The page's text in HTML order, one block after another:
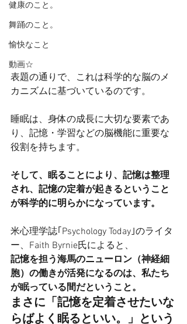
健康のこと。
舞踊のこと。
愉快なこと
動画☆
表題の通りで、これは科学的な脳のメ
カニズムに基づいているのです。
睡眠は、身体の成長に大切な要素であ
り、記憶・学習などの脳機能に重要な
役割を持ちます。
そして、眠ることにより、記憶は整理
され、記憶の定着が起きるということ
が科学的に明らかになっています。
米心理学誌｢Psychology Today｣のライタ
ー、Faith Byrnie氏によると、
記憶を担う海馬のニューロン（神経細
胞）の働きが活発になるのは、私たち
が眠っている間だということ。
まさに 「記憶を定着させたいな
らばよく眠るといい。」 という